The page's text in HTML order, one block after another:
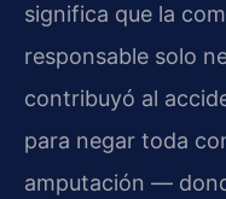
significa que la
responsable solo
contribuyó al
para negar toda
amputación —